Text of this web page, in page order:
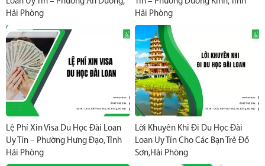
Hải Phòng
Hải Phòng
Lệ Phí Xin Visa Du Học Đài Loan
Uy Tín – Phường Hưng Đạo, Tỉnh
Hải Phòng
Lời Khuyên Khi Đi Du Học Đài
Loan Uy Tín Cho Các Bạn Trẻ Đồ
Sơn,Hải Phòng